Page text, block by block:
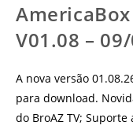
V01.08 –
A nova versão
para download.
do BroAZ TV;